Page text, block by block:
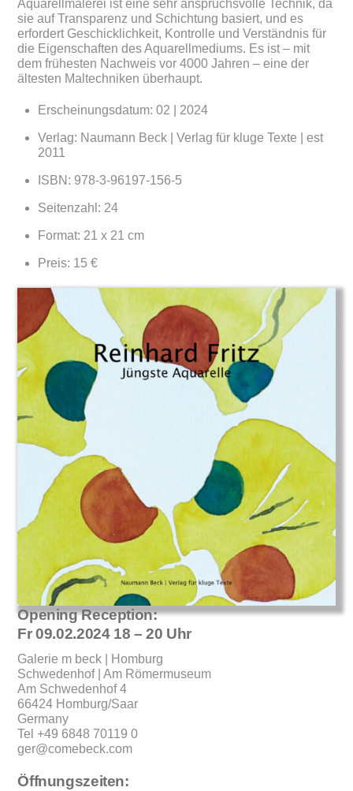
Aquarellmalerei ist eine sehr anspruchsvolle Technik, da
sie auf Transparenz und Schichtung basiert, und es
erfordert Geschicklichkeit, Kontrolle und Verständnis für
die Eigenschaften des Aquarellmediums. Es ist – mit
dem frühesten Nachweis vor 4000 Jahren – eine der
ältesten Maltechniken überhaupt.
Erscheinungsdatum: 02 | 2024
Verlag: Naumann Beck | Verlag für kluge Texte | est
2011
ISBN: 978-3-96197-156-5
Seitenzahl: 24
Format: 21 x 21 cm
Preis: 15 €
Opening Reception:
Fr 09.02.2024 18 – 20 Uhr
Galerie m beck | Homburg
Schwedenhof | Am Römermuseum
Am Schwedenhof 4
66424 Homburg/Saar
Germany
Tel +49 6848 70119 0
ger@comebeck.com
Öffnungszeiten: